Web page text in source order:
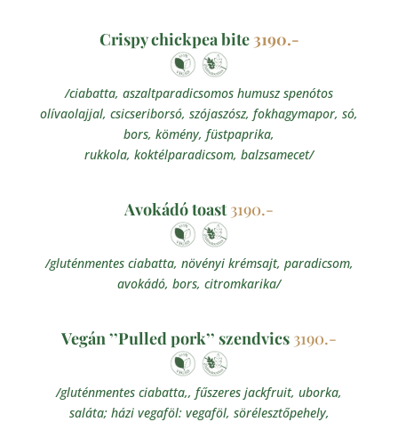
Crispy chickpea bite​ 3190.-
/ciabatta, aszaltparadicsomos humusz spenótos
olívaolajjal, csicseriborsó, szójaszósz, fokhagymapor, só,
bors, kömény, füstpaprika,
rukkola, koktélparadicsom, balzsamecet/
Avokádó toast 3190.-
/gluténmentes ciabatta, növényi krémsajt, paradicsom,
avokádó, bors, citromkarika/
Vegán ’’Pulled pork’’ szendvics 3190.-
/gluténmentes ciabatta,, fűszeres jackfruit, uborka,
saláta; házi vegaföl: vegaföl, sörélesztőpehely,